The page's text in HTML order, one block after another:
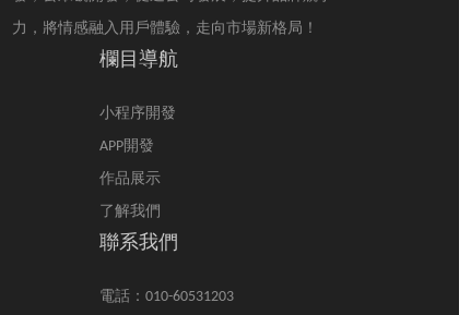
力，將情感融入用戶體驗，走向市場新格局！
欄目導航
小程序開發
APP開發
作品展示
了解我們
聯系我們
電話：010-60531203